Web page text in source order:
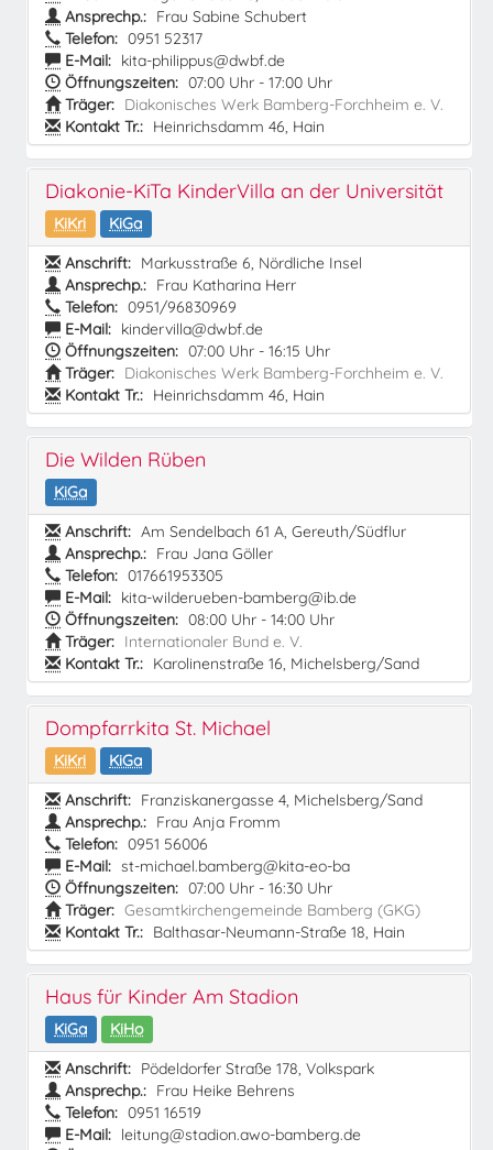
Ansprechp.: Frau Sabine Schubert
Telefon: 0951 52317
E-Mail: kita-philippus@dwbf.de
Öffnungszeiten: 07:00 Uhr - 17:00 Uhr
Träger: Diakonisches Werk Bamberg-Forchheim e. V.
Kontakt Tr.: Heinrichsdamm 46, Hain
Diakonie-KiTa KinderVilla an der Universität
KiKri
KiGa
Anschrift: Markusstraße 6, Nördliche Insel
Ansprechp.: Frau Katharina Herr
Telefon: 0951/96830969
E-Mail: kindervilla@dwbf.de
Öffnungszeiten: 07:00 Uhr - 16:15 Uhr
Träger: Diakonisches Werk Bamberg-Forchheim e. V.
Kontakt Tr.: Heinrichsdamm 46, Hain
Die Wilden Rüben
KiGa
Anschrift: Am Sendelbach 61 A, Gereuth/Südflur
Ansprechp.: Frau Jana Göller
Telefon: 017661953305
E-Mail: kita-wilderueben-bamberg@ib.de
Öffnungszeiten: 08:00 Uhr - 14:00 Uhr
Träger: Internationaler Bund e. V.
Kontakt Tr.: Karolinenstraße 16, Michelsberg/Sand
Dompfarrkita St. Michael
KiKri
KiGa
Anschrift: Franziskanergasse 4, Michelsberg/Sand
Ansprechp.: Frau Anja Fromm
Telefon: 0951 56006
E-Mail: st-michael.bamberg@kita-eo-ba
Öffnungszeiten: 07:00 Uhr - 16:30 Uhr
Träger: Gesamtkirchengemeinde Bamberg (GKG)
Kontakt Tr.: Balthasar-Neumann-Straße 18, Hain
Haus für Kinder Am Stadion
KiGa
KiHo
Anschrift: Pödeldorfer Straße 178, Volkspark
Ansprechp.: Frau Heike Behrens
Telefon: 0951 16519
E-Mail: leitung@stadion.awo-bamberg.de